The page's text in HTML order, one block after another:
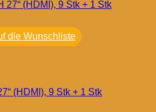
die Wunschliste
(HDMI), 9 Stk + 1 Stk